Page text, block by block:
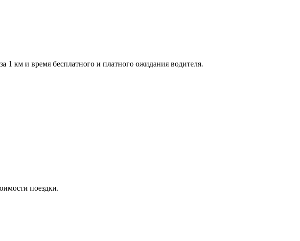
1 км и время бесплатного и платного ожидания водителя.
поездки.